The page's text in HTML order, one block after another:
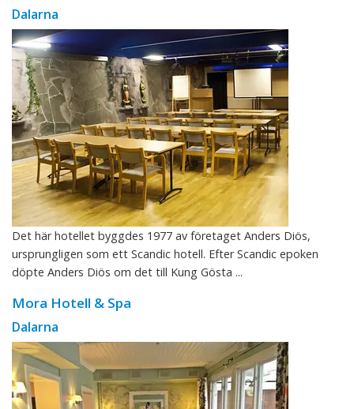
Dalarna
Det här hotellet byggdes 1977 av företaget Anders Diös,
ursprungligen som ett Scandic hotell. Efter Scandic epoken
döpte Anders Diös om det till Kung Gösta ...
Mora Hotell & Spa
Dalarna